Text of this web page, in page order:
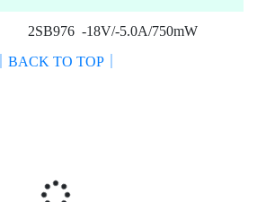
2SB976 -18V/-5.0A/750mW
｜BACK TO TOP｜